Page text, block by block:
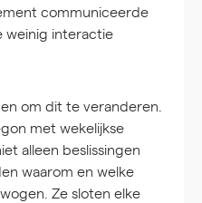
communiceerde
weinig interactie
om dit te veranderen.
met wekelijkse
alleen beslissingen
waarom en welke
Ze sloten elke